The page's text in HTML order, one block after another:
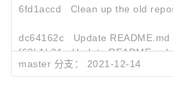
6fd1accd
Clean up the old
dc64162c
Update README.md
f63b1b31
Update README.md
master 分支：
2021-12-14